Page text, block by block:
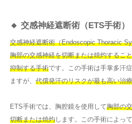
🔸 交感神経遮断術（ETS手術）
交感神経遮断術（Endoscopic Thoracic
胸部の交感神経を切断または焼灼するこ
抑制する手術です。この手術は手掌多汗
ますが、 代償発汗のリスクが最も高い治
ETS手術では、胸腔鏡を使用して胸部の
切断または焼灼 します。この手術によっ